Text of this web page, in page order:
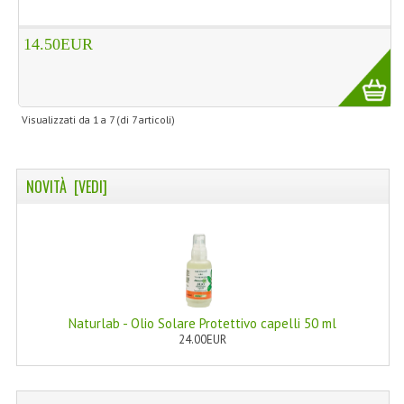
14.50EUR
Visualizzati da 1 a 7(di 7articoli)
NOVITÀ [VEDI]
Naturlab - Olio Solare Protettivo capelli 50 ml
24.00EUR